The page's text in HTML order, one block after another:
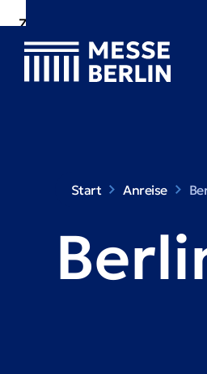
Zur
Navigation
Suche
Start Anreise